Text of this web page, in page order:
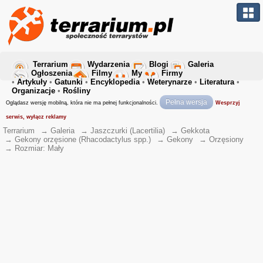
Terrarium Wydarzenia Blogi
Galeria
Ogłoszenia
Filmy My
Firmy
• Artykuły • Gatunki • Encyklopedia• Weterynarze • Literatura•
Organizacje • Rośliny
Oglądasz wersję mobilną, która nie ma pełnej funkcjonalności. Pełna wersja Wesprzyj
serwis, wyłącz reklamy
Terrarium → Galeria → Jaszczurki (Lacertilia) → Gekkota
→ Gekony orzęsione (Rhacodactylus spp.) → Gekony → Orzęsiony
→ Rozmiar: Mały